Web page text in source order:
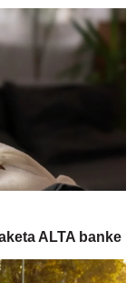
ALTA banke